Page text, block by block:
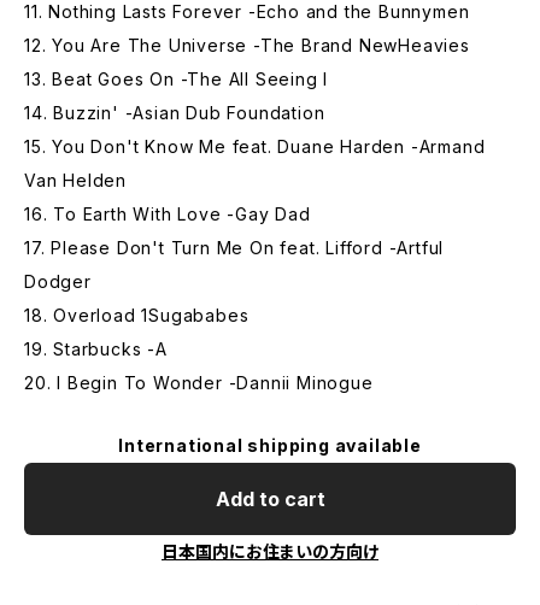
11. Nothing Lasts Forever -Echo and the Bunnymen
12. You Are The Universe -The Brand NewHeavies
13. Beat Goes On -The All Seeing I
14. Buzzin' -Asian Dub Foundation
15. You Don't Know Me feat. Duane Harden -Armand
Van Helden
16. To Earth With Love -Gay Dad
17. Please Don't Turn Me On feat. Lifford -Artful
Dodger
18. Overload 1Sugababes
19. Starbucks -A
20. I Begin To Wonder -Dannii Minogue
International shipping available
Add to cart
日本国内にお住まいの方向け